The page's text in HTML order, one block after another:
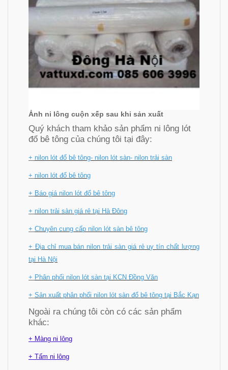
Ảnh ni lông cuộn xếp sau khi sản xuất
Quý khách tham khảo sản phẩm ni lông lót
đổ bê tông của chúng tôi tại đây:
+ nilon lót đổ bê tông- nilon lót sàn- nilon trải sàn
+ nilon lót đổ bê tông
+ Báo giá nilon lót đổ bê tông
+ nilon trải sàn giá rẻ tại Hà Đông
+ Chuyên cung cấp nilon lót sàn bê tông
+ Địa chỉ mua bán nilon trải sàn giá rẻ uy tín chất lượng
tại Hà Nội
+ Phân phối nilon lót sàn tại KCN Đồng Văn
+ Sản xuất phân phối nilon lót sàn đổ bê tông tại Bắc Kạn
Ngoài ra chúng tôi còn có các sản phẩm
khác:
+ Màng ni lông
+ Tấm ni lông